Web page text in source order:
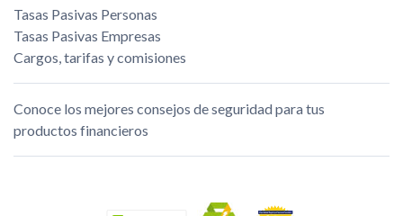
Tasas Pasivas Personas
Tasas Pasivas Empresas
Cargos, tarifas y comisiones
Conoce los mejores consejos de seguridad para tus
productos financieros